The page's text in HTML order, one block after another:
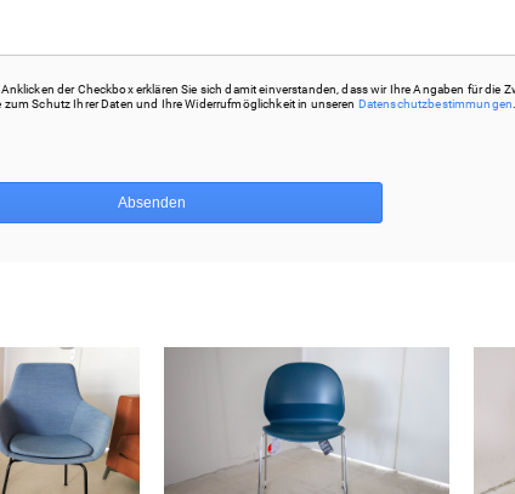
der Checkbox erklären Sie sich damit einverstanden, dass wir Ihre Angaben für die
Schutz Ihrer Daten und Ihre Widerrufmöglichkeit in unseren Datenschutzbestimmungen
Absenden